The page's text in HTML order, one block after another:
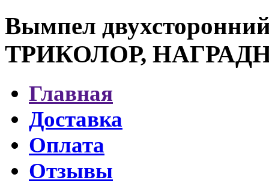
Вымпел
ТРИКОЛОР,
Главная
Доставка
Оплата
Отзывы